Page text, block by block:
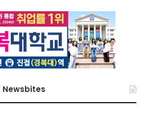
Newsbites